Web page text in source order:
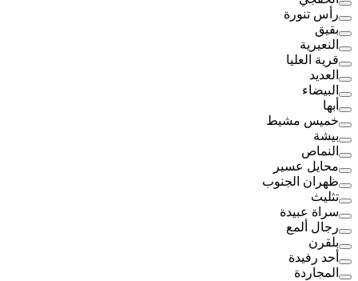
رأس تنورة
بقيق
النعيرية
قرية العليا
العديد
البيضاء
أبها
خميس مشيط
بيشة
النماص
محايل عسير
ظهران الجنوب
تثليث
سراة عبيدة
رجال ألمع
بلقرن
أحد رفيدة
المجاردة